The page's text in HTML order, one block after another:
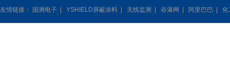
友情链接：
国测电子 YSHIELD屏蔽涂料 无线监测 谷瀑网 阿里巴巴 化